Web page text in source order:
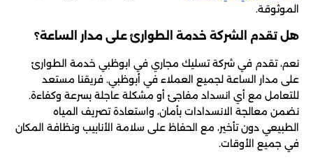
الموثوقة.
هل تقدم الشركة خدمة الطوارئ على مدار الساعة؟
نعم، تقدم في شركة تسليك مجاري في ابوظبي خدمة الطوارئ
على مدار الساعة لجميع العملاء في أبوظبي. فريقنا مستعد
للتعامل مع أي انسداد مفاجئ أو مشكلة عاجلة بسرعة وكفاءة.
نضمن معالجة الانسدادات بأمان، واستعادة تصريف المياه
الطبيعي دون تأخير، مع الحفاظ على سلامة الأنابيب ونظافة المكان
في جميع الأوقات.